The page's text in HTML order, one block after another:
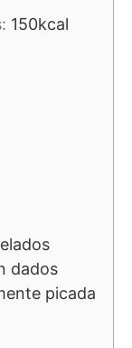
150kcal
dados
picada